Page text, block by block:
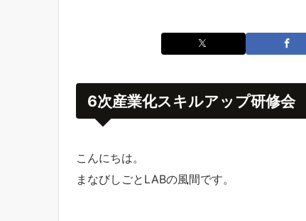
6次産業化スキルアップ研修会
こんにちは。
まなびしごとLABの風間です。